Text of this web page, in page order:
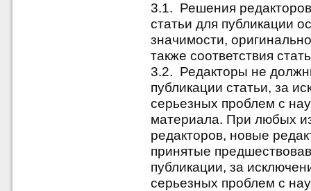
3.1. Решения
статьи для публикации
значимости,
также соответствия
3.2. Редакторы не
публикации статьи, за
серьезных проблем с
материала. При любых
редакторов, новые
принятые
публикации, за
серьезных проблем с